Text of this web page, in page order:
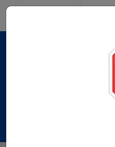
Pesquisar